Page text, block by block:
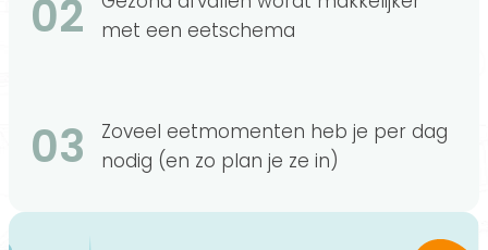
02
met een eetschema
03
Zoveel eetmomenten heb je per dag
nodig (en zo plan je ze in)